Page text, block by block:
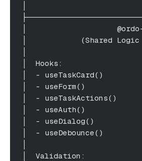
│
│            (Shared
│  Hooks:
│  - useTaskCard()
│  - useForm()
│  - useTaskActions()
│  - useAuth()
│  - useDialog()
│  - useDebounce()
│  Validation: